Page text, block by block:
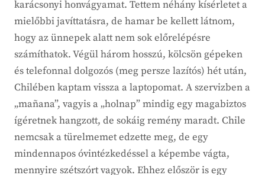
karácsonyi honvágyamat. Tettem néhány kísérletet a
mielőbbi javíttatásra, de hamar be kellett látnom,
hogy az ünnepek alatt nem sok előrelépésre
számíthatok. Végül három hosszú, kölcsön gépeken
és telefonnal dolgozós (meg persze lazítós) hét után,
Chilében kaptam vissza a laptopomat. A szervizben a
„mañana”, vagyis a „holnap” mindig egy magabiztos
ígéretnek hangzott, de sokáig remény maradt. Chile
nemcsak a türelmemet edzette meg, de egy
mindennapos óvintézkedéssel a képembe vágta,
mennyire szétszórt vagyok. Ehhez először is egy